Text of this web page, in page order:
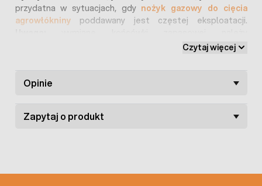
przydatna w sytuacjach, gdy nożyk gazowy do cięcia
agrowłókniny poddawany jest częstej eksploatacji.
przeprowadzać na wyłączonym urządzeniu, kiedy głowica
Czytaj więcej
Opinie
Zapytaj o produkt